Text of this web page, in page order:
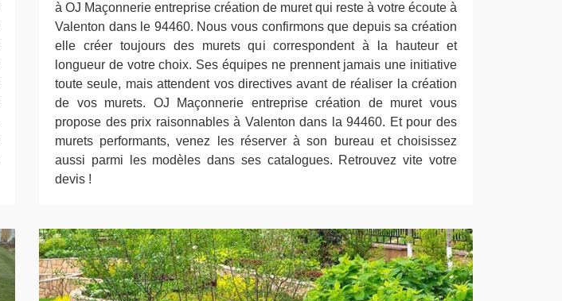
à OJ Maçonnerie entreprise création de muret qui reste à votre écoute à
Valenton dans le 94460. Nous vous confirmons que depuis sa création
elle créer toujours des murets qui correspondent à la hauteur et
longueur de votre choix. Ses équipes ne prennent jamais une initiative
toute seule, mais attendent vos directives avant de réaliser la création
de vos murets. OJ Maçonnerie entreprise création de muret vous
propose des prix raisonnables à Valenton dans la 94460. Et pour des
murets performants, venez les réserver à son bureau et choisissez
aussi parmi les modèles dans ses catalogues. Retrouvez vite votre
devis !